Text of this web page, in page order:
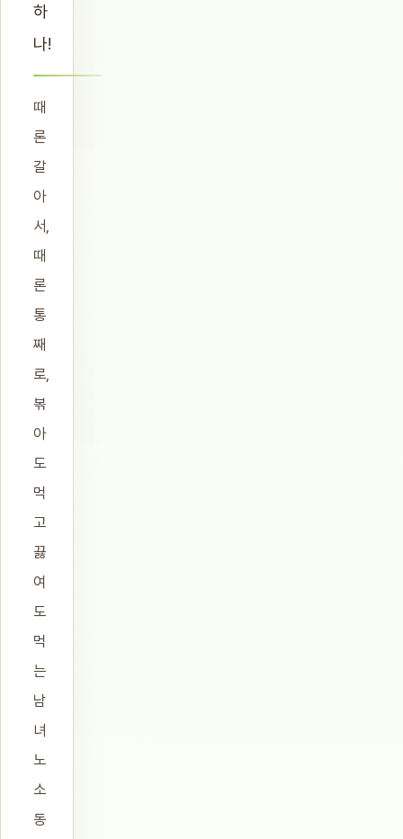
하
나!
때
론
갈
아
서,
때
론
통
째
로,
볶
아
도
먹
고
끓
여
도
먹
는
남
녀
노
소
동